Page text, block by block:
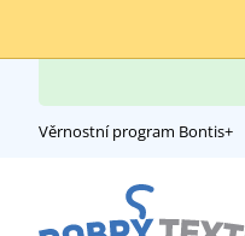
Věrnostní program Bontis+